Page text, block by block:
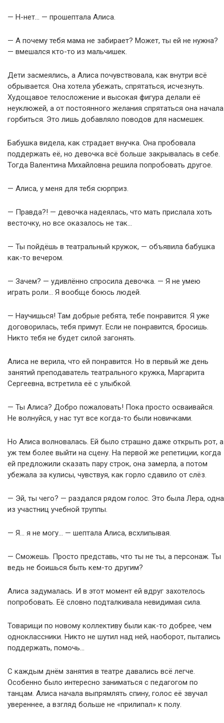
— Н-нет… — прошептала Алиса.
— А почему тебя мама не забирает? Может, ты ей не нужна?
— вмешался кто-то из мальчишек.
Дети засмеялись, а Алиса почувствовала, как внутри всё
обрывается. Она хотела убежать, спрятаться, исчезнуть.
Худощавое телосложение и высокая фигура делали её
неуклюжей, а от постоянного желания спрятаться она начала
горбиться. Это лишь добавляло поводов для насмешек.
Бабушка видела, как страдает внучка. Она пробовала
поддержать её, но девочка всё больше закрывалась в себе.
Тогда Валентина Михайловна решила попробовать другое.
— Алиса, у меня для тебя сюрприз.
— Правда?! — девочка надеялась, что мать прислала хоть
весточку, но все оказалось не так…
— Ты пойдёшь в театральный кружок, — объявила бабушка
как-то вечером.
— Зачем? — удивлённо спросила девочка. — Я не умею
играть роли… Я вообще боюсь людей.
— Научишься! Там добрые ребята, тебе понравится. Я уже
договорилась, тебя примут. Если не понравится, бросишь.
Никто тебя не будет силой загонять.
Алиса не верила, что ей понравится. Но в первый же день
занятий преподаватель театрального кружка, Маргарита
Сергеевна, встретила её с улыбкой.
— Ты Алиса? Добро пожаловать! Пока просто осваивайся.
Не волнуйся, у нас тут все когда-то были новичками.
Но Алиса волновалась. Ей было страшно даже открыть рот, а
уж тем более выйти на сцену. На первой же репетиции, когда
ей предложили сказать пару строк, она замерла, а потом
убежала за кулисы, чувствуя, как горло сдавило от слёз.
— Эй, ты чего? — раздался рядом голос. Это была Лера, одна
из участниц учебной труппы.
— Я… я не могу… — шептала Алиса, всхлипывая.
— Сможешь. Просто представь, что ты не ты, а персонаж. Ты
ведь не боишься быть кем-то другим?
Алиса задумалась. И в этот момент ей вдруг захотелось
попробовать. Её словно подталкивала невидимая сила.
Товарищи по новому коллективу были как-то добрее, чем
одноклассники. Никто не шутил над ней, наоборот, пытались
поддержать, помочь…
С каждым днём занятия в театре давались всё легче.
Особенно было интересно заниматься с педагогом по
танцам. Алиса начала выпрямлять спину, голос её звучал
увереннее, а взгляд больше не «прилипал» к полу.